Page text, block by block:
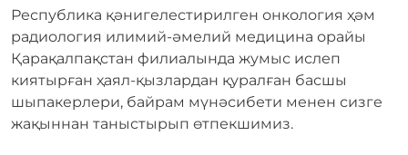
Республика қәнигелестирилген онкология ҳәм
радиология илимий-әмелий медицина орайы
Қарақалпақстан филиалында жумыс ислеп
киятырған ҳаял-қызлардан қуралған басшы
шыпакерлери, байрам мүнәсибети менен сизге
жақыннан таныстырып өтпекшимиз.